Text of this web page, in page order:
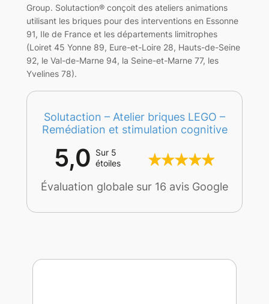
Group. Solutaction® conçoit des ateliers animations
utilisant les briques pour des interventions en Essonne
91, Ile de France et les départements limitrophes
(Loiret 45 Yonne 89, Eure-et-Loire 28, Hauts-de-Seine
92, le Val-de-Marne 94, la Seine-et-Marne 77, les
Yvelines 78).
Solutaction – Atelier briques LEGO –
Remédiation et stimulation cognitive
5,0 Sur 5
étoiles
Évaluation globale sur 16 avis Google